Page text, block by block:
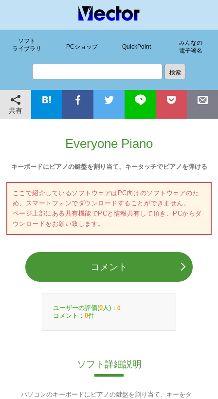
ソフト
ライブラリ
PCショップ QuickPoint
みんなの
電子署名
共有
Everyone Piano
キーボードにピアノの鍵盤を割り当て、キータッチでピアノを弾ける
ここで紹介しているソフトウェアはPC向けのソフトウェアのた
め、スマートフォンでダウンロードすることができません。
ページ上部にある共有機能でPCと情報共有して頂き、PCからダ
ウンロードをお願い致します。
コメント
ユーザーの評価(0 人)： 0
コメント： 0件
ソフト詳細説明
パソコンのキーボードにピアノの鍵盤を割り当て、キーをタ